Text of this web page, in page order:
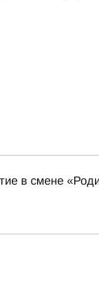
в смене